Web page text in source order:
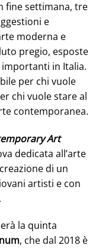
fine settimana, tre
e
moderna e
pregio, esposte
in Italia.
per chi vuole
chi vuole stare al
contemporanea.
Art
dedicata all’arte
di un
artisti e con
la quinta
, che dal 2018 è